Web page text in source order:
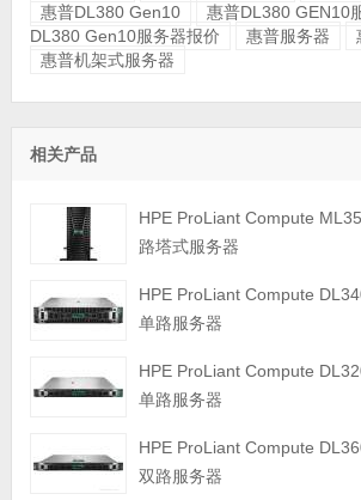
惠普DL380 Gen10
惠普DL380 GEN10
DL380 Gen10服务器报价
惠普服务器
惠普机架式服务器
相关产品
HPE ProLiant Compute
路塔式服务器
HPE ProLiant Compute
单路服务器
HPE ProLiant Compute
单路服务器
HPE ProLiant Compute
双路服务器